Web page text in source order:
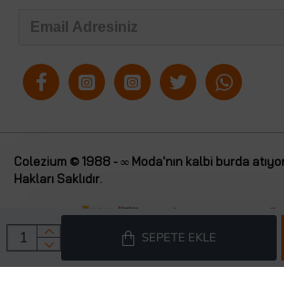
SEPETE EKLE
Colezium © 1988 - ∞ Moda'nın kalbi burda
Hakları Saklıdır.